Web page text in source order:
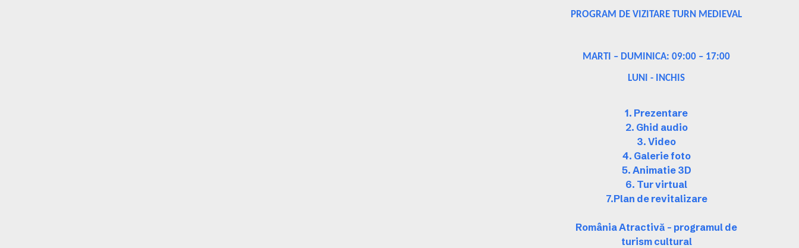
PROGRAM DE VIZITARE TURN MEDIEVAL
MARTI – DUMINICA: 09:00 – 17:00
LUNI - INCHIS
1. Prezentare
2. Ghid audio
3. Video
4. Galerie foto
5. Animatie 3D
6. Tur virtual
7.Plan de revitalizare
România Atractivă – programul de
turism cultural